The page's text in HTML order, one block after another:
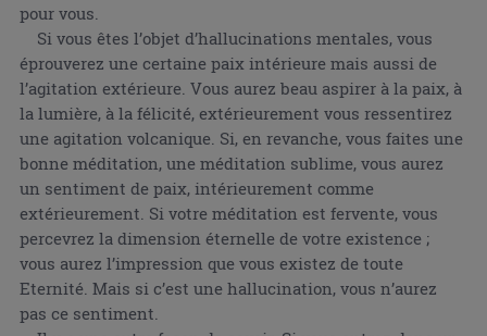
pour vous.
Si vous êtes l’objet d’hallucinations mentales, vous
éprouverez une certaine paix intérieure mais aussi de
l’agitation extérieure. Vous aurez beau aspirer à la paix, à
la lumière, à la félicité, extérieurement vous ressentirez
une agitation volcanique. Si, en revanche, vous faites une
bonne méditation, une méditation sublime, vous aurez
un sentiment de paix, intérieurement comme
extérieurement. Si votre méditation est fervente, vous
percevrez la dimension éternelle de votre existence ;
vous aurez l’impression que vous existez de toute
Eternité. Mais si c’est une hallucination, vous n’aurez
pas ce sentiment.